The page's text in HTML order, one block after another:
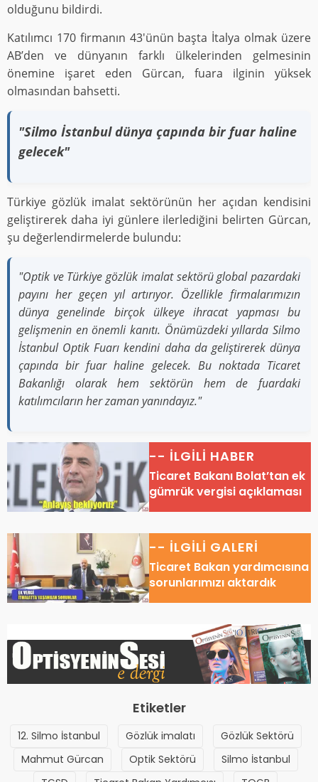
olduğunu bildirdi.
Katılımcı 170 firmanın 43'ünün başta İtalya olmak üzere
AB’den ve dünyanın farklı ülkelerinden gelmesinin
önemine işaret eden Gürcan, fuara ilginin yüksek
olmasından bahsetti.
"Silmo İstanbul dünya çapında bir fuar haline
gelecek"
Türkiye gözlük imalat sektörünün her açıdan kendisini
geliştirerek daha iyi günlere ilerlediğini belirten Gürcan,
şu değerlendirmelerde bulundu:
"Optik ve Türkiye gözlük imalat sektörü global pazardaki
payını her geçen yıl artırıyor. Özellikle firmalarımızın
dünya genelinde birçok ülkeye ihracat yapması bu
gelişmenin en önemli kanıtı. Önümüzdeki yıllarda Silmo
İstanbul Optik Fuarı kendini daha da geliştirerek dünya
çapında bir fuar haline gelecek. Bu noktada Ticaret
Bakanlığı olarak hem sektörün hem de fuardaki
katılımcıların her zaman yanındayız."
-- İLGİLİ HABER
Ticaret Bakanı Bolat’tan ek
gümrük vergisi açıklaması
-- İLGİLİ GALERİ
Ticaret Bakan yardımcısına
sorunlarımızı aktardık
Etiketler
12. Silmo İstanbul Gözlük imalatı
Gözlük Sektörü
Mahmut Gürcan
Optik Sektörü
Silmo İstanbul